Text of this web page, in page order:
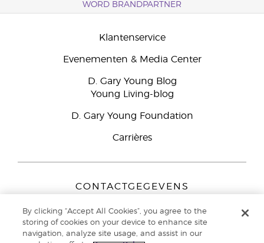
WORD BRANDPARTNER
Klantenservice
Evenementen & Media Center
D. Gary Young Blog
Young Living-blog
D. Gary Young Foundation
Carrières
CONTACTGEGEVENS
Peizerweg 97
9727 AJ Groningen
Nederland
By clicking “Accept All Cookies”, you agree to the
storing of cookies on your device to enhance site
navigation, analyze site usage, and assist in our